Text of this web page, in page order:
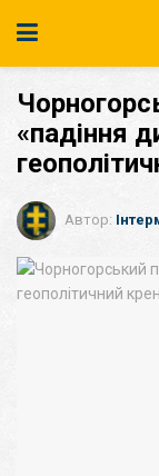
«падіння
Автор: